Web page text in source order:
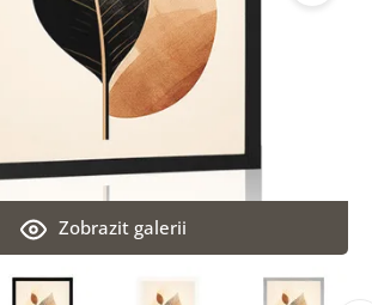
Zobrazit galerii